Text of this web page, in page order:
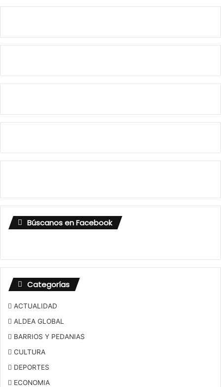
Búscanos en Facebook
Categorías
ACTUALIDAD
ALDEA GLOBAL
BARRIOS Y PEDANIAS
CULTURA
DEPORTES
ECONOMIA